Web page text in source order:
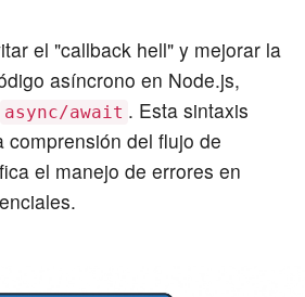
el "callback hell" y mejorar la
asíncrono en Node.js,
async/await . Esta sintaxis
comprensión del flujo de
el manejo de errores en